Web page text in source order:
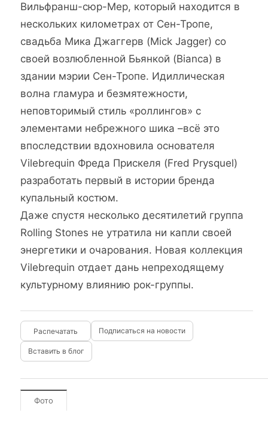
Вильфранш-сюр-Мер, который находится в
нескольких километрах от Сен-Тропе,
свадьба Мика Джаггерв (Mick Jagger) со
своей возлюбленной Бьянкой (Bianca) в
здании мэрии Сен-Тропе. Идиллическая
волна гламура и безмятежности,
неповторимый стиль «роллингов» с
элементами небрежного шика –всё это
впоследствии вдохновила основателя
Vilebrequin Фреда Прискеля (Fred Prysquel)
разработать первый в истории бренда
купальный костюм.
Даже спустя несколько десятилетий группа
Rolling Stones не утратила ни капли своей
энергетики и очарования. Новая коллекция
Vilebrequin отдает дань непреходящему
культурному влиянию рок-группы.
Подписаться на новости
Вставить в блог
Фото